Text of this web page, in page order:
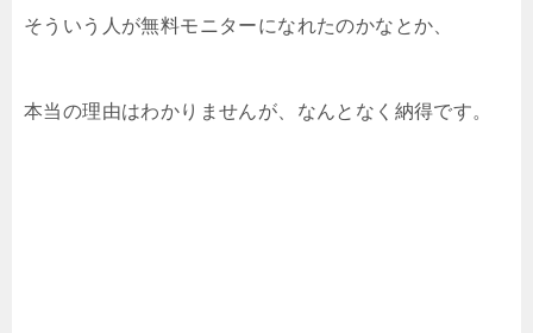
そういう人が無料モニターになれたのかなとか、
本当の理由はわかりませんが、なんとなく納得です。